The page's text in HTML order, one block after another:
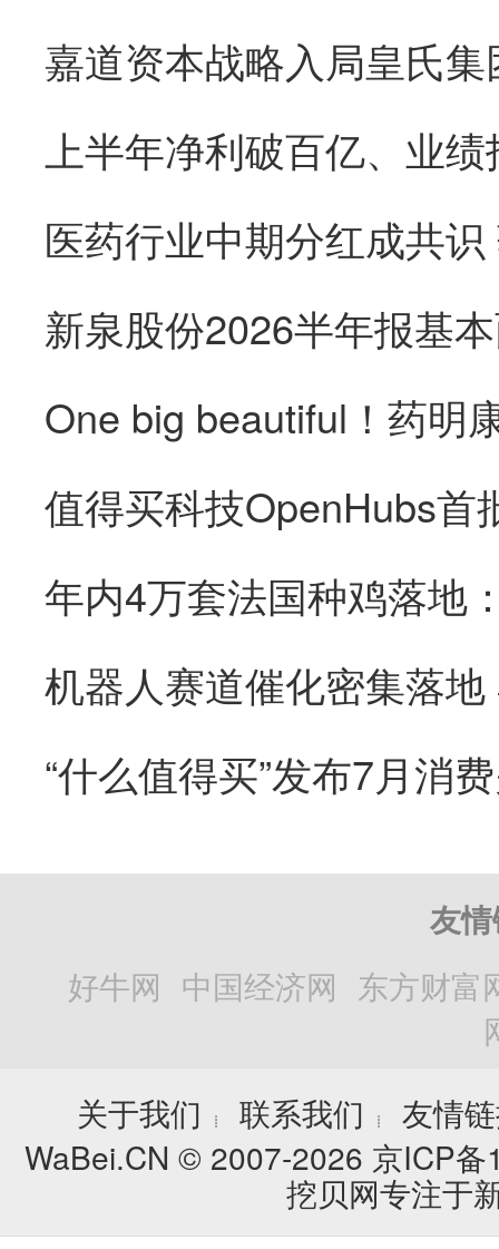
医药行业中期分红成共
“什么值得买”发布7月消
友
好牛网 中国经济网 东方财富
关于我们
┊ 联系我们 ┊
友情
WaBei.CN © 2007-2026 京ICP
挖贝网专注于